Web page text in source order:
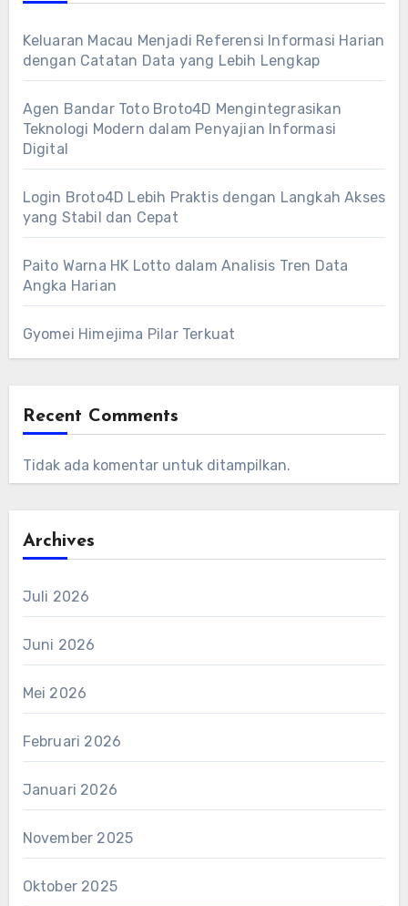
Keluaran Macau Menjadi Referensi Informasi Harian
dengan Catatan Data yang Lebih Lengkap
Agen Bandar Toto Broto4D Mengintegrasikan
Teknologi Modern dalam Penyajian Informasi
Digital
Login Broto4D Lebih Praktis dengan Langkah Akses
yang Stabil dan Cepat
Paito Warna HK Lotto dalam Analisis Tren Data
Angka Harian
Gyomei Himejima Pilar Terkuat
Recent Comments
Tidak ada komentar untuk ditampilkan.
Archives
Juli 2026
Juni 2026
Mei 2026
Februari 2026
Januari 2026
November 2025
Oktober 2025